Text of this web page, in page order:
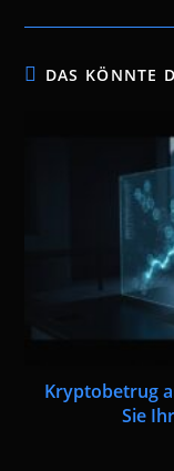
DAS KÖNNTE
Kryptobetrug
Sie